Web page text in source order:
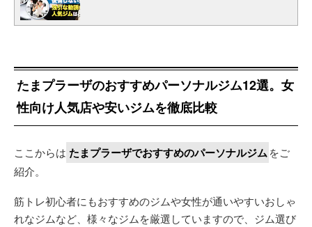
たまプラーザのおすすめパーソナルジム12選。女
性向け人気店や安いジムを徹底比較
ここからは たまプラーザでおすすめのパーソナルジムをご
紹介。
筋トレ初心者にもおすすめのジムや女性が通いやすいおしゃ
れなジムなど、様々なジムを厳選していますので、ジム選び